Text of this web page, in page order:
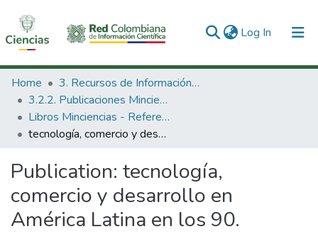
Log In (current)
Communities & Collections
All of DSpace
Statistics
Home
3. Recursos de Información Científica y Tecnológica
3.2.2. Publicaciones Minciencias
Libros Minciencias - Referenciales
tecnología, comercio y desarrollo en América Latina en los 90.
Publication: tecnología,
comercio y desarrollo en
América Latina en los 90.